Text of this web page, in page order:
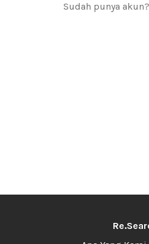
Sudah punya akun?